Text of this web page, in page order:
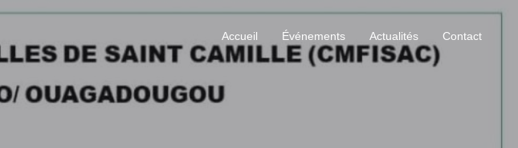
Accueil Événements Actualités Contact